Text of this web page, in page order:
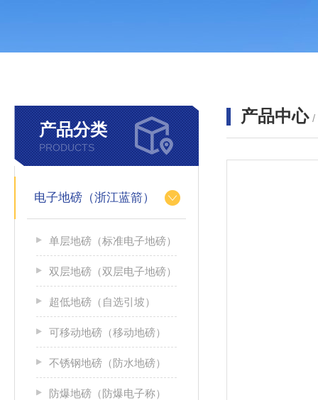
产品分类
PRODUCTS
电子地磅（浙江蓝箭）
单层地磅（标准电子地磅）
双层地磅（双层电子地磅）
超低地磅（自选引坡）
可移动地磅（移动地磅）
不锈钢地磅（防水地磅）
防爆地磅（防爆电子称）
产品中心 /